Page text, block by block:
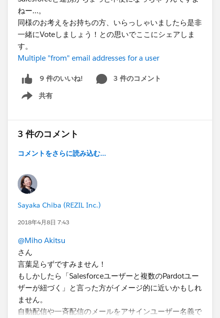
ねー…。
同様のお考えをお持ちの方、いらっしゃいましたら是非
一緒にVoteしましょう！との思いでここにシェアしま
す。
Multiple "from" email addresses for a user
9 件のいいね!
3 件のコメント
共有
Show menu
3 件のコメント
コメントをさらに読み込む...
Sayaka Chiba (REZIL Inc.)
2018年4月8日 7:43
@Miho Akitsu
さん
言葉足らずですみません！
もしかしたら「Salesforceユーザーと複数のPardotユー
ザーが紐づく」と言った方がイメージ的に近いかもしれ
ません。
自動配信や一斉配信のメールをアサインユーザー名義で